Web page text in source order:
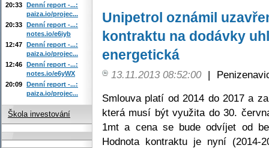
Unipetrol oznámil
kontraktu na dodávky
energetická
13.11.2013 08:52:00 |
Smlouva platí od 2014 do 2017 a
která musí být využita do 30.
1mt a cena se bude odvíjet od
Hodnota kontraktu je nyní (2014-
20:33 Denní report -...:
paiza.io/projec...
20:33 Denní report -...:
notes.io/e6iyb
12:47 Denní report -...:
paiza.io/projec...
12:46 Denní report -...:
notes.io/e6yWX
20:09 Denní report -...:
paiza.io/projec...
Škola investování